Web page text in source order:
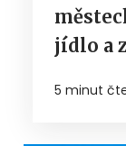
jídlo a
5 minut